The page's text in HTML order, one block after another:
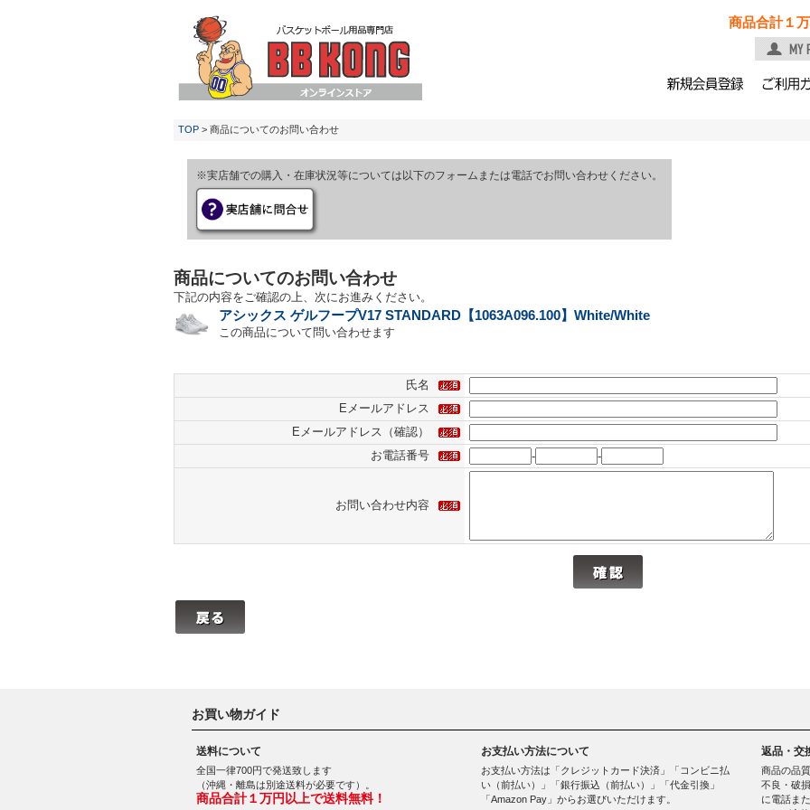
商品合計１
TOP > 商品についてのお問い合わせ
※実店舗での購入・在庫状況等については以下のフォームまたは電話でお問い合わせください。
商品についてのお問い合わせ
下記の内容をご確認の上、次にお進みください。
アシックス ゲルフープV17 STANDARD【1063A096.100】White/White
この商品について問い合わせます
氏名
Eメールアドレス
Eメールアドレス（確認）
お電話番号
- -
お問い合わせ内容
お買い物ガイド
送料について
全国一律700円で発送致します
（沖縄・離島は別途送料が必要です）。
商品合計１万円以上で送料無料！
お支払い方法について
お支払い方法は「クレジットカード決済」「コンビニ払
い（前払い）」「銀行振込（前払い）」「代金引換」
「Amazon Pay」からお選びいただけます。
返品・交
商品の品
不良・破
に電話ま